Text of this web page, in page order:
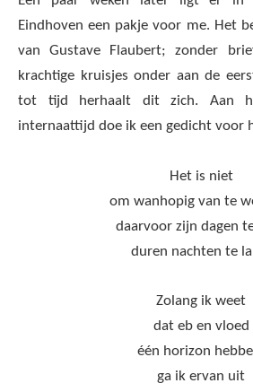
Eindhoven een pakje voor me. Het
van Gustave Flaubert; zonder
krachtige kruisjes onder aan de
tot tijd herhaalt dit zich. Aan
internaattijd doe ik een gedicht voor
Het is niet
om wanhopig van te
daarvoor zijn dagen
duren nachten te
Zolang ik weet
dat eb en vloed
één horizon
ga ik ervan uit